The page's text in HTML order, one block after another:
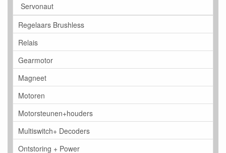
Servonaut
Regelaars Brushless
Relais
Gearmotor
Magneet
Motoren
Motorsteunen+houders
Multiswitch+ Decoders
Ontstoring + Power